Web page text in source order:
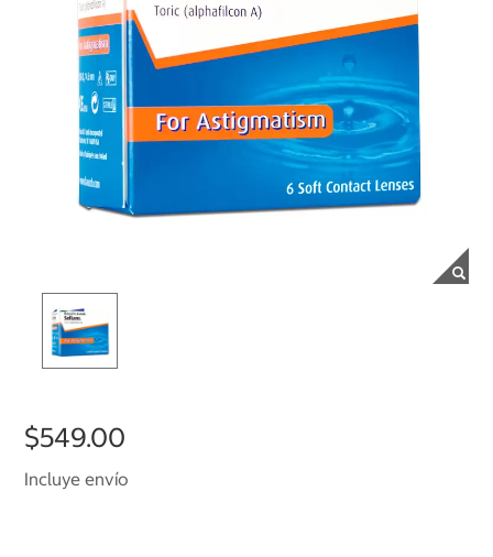
$549.00
Incluye envío